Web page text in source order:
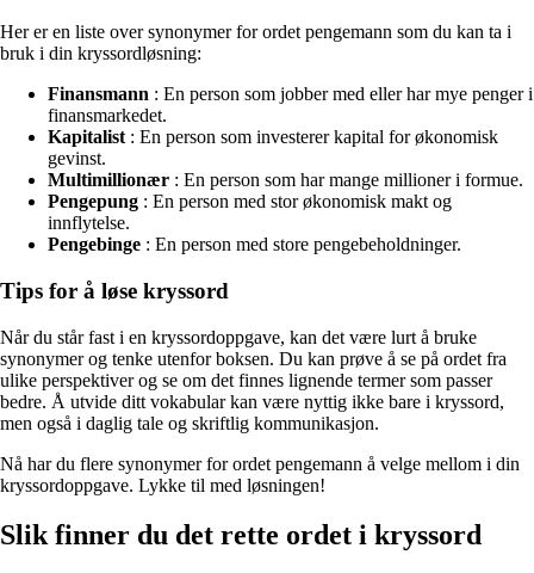
Her er en liste over synonymer for ordet pengemann som du kan ta i
bruk i din kryssordløsning:
Finansmann : En person som jobber med eller har mye penger i
finansmarkedet.
Kapitalist : En person som investerer kapital for økonomisk
gevinst.
Multimillionær : En person som har mange millioner i formue.
Pengepung : En person med stor økonomisk makt og
innflytelse.
Pengebinge : En person med store pengebeholdninger.
Tips for å løse kryssord
Når du står fast i en kryssordoppgave, kan det være lurt å bruke
synonymer og tenke utenfor boksen. Du kan prøve å se på ordet fra
ulike perspektiver og se om det finnes lignende termer som passer
bedre. Å utvide ditt vokabular kan være nyttig ikke bare i kryssord,
men også i daglig tale og skriftlig kommunikasjon.
Nå har du flere synonymer for ordet pengemann å velge mellom i din
kryssordoppgave. Lykke til med løsningen!
Slik finner du det rette ordet i kryssord